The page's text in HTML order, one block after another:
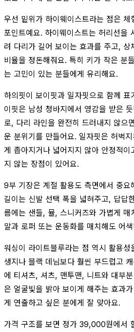
우선 밑위가 하이웨이스트라는 점은
포인트예요. 하이웨이스트는 허리선을
려 다리가 길어 보이는 효과를 주고, 상
비율을 정돈해줘요. 특히 키가 작은 분
는 고민이 있는 분들에게 유리해요.
하의핏이 보이핏과 일자핏으로 함께 표
이핏은 남성 청바지에서 영감을 받은
로, 다리 라인을 완전히 드러내지 않으
운 분위기를 만들어요. 일자핏은 허벅
게 좁아지거나 넓어지지 않아 안정적
지 않는 장점이 있어요.
9부 기장은 계절 활용도 측면에서 중요
길이는 신발 선택 폭을 넓혀주고, 답답
름에는 샌들, 뮬, 스니커즈와 가볍게 매
말과 로퍼 또는 운동화를 매치해도 어
워싱이 라이트블루라는 점 역시 활용
생지나 블랙 데님보다 훨씬 부드럽고
에 티셔츠, 셔츠, 맨투맨, 니트와 대부
은 얼굴빛을 밝아 보이게 해주는 효과
게 연출하고 싶은 분에게 잘 맞아요.
가격 구조를 보면 정가 39,000원에서